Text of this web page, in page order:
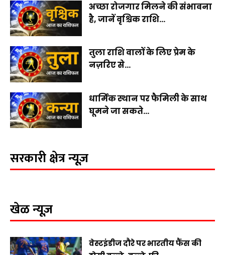
अच्छा रोजगार मिलने की संभावना
है, जानें वृश्चिक राशि...
तुला राशि वालों के लिए प्रेम के
नज़रिए से...
धार्मिक स्थान पर फैमिली के साथ
घूमने जा सकते...
सरकारी क्षेत्र न्यूज़
खेळ न्यूज़
वेस्टइंडीज दौरे पर भारतीय फैंस की